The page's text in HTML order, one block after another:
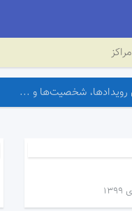
مراکز